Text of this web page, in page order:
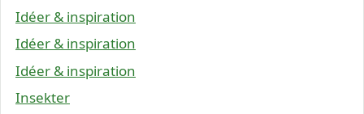
Idéer & inspiration
Idéer & inspiration
Idéer & inspiration
Insekter